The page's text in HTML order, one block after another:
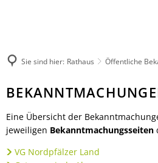
Unsere
Märkte
Natur-
Aktuelles
Aktiv &
Sie sind hier: Rathaus Öffentliche
Öffentliche
Bekanntmachungen
Eine Übersicht der
jeweiligen Bekanntmachungsseiten
VG Nordpfälzer Land